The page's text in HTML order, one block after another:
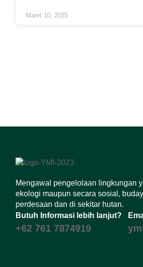
Maret 10, 2025
Mengawal pengelolaan lingkungan
ekologi maupun secara sosial,
perdesaan dan di sekitar hutan.
Butuh Informasi lebih lanjut?
+62 761 7874919